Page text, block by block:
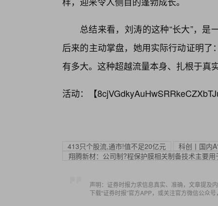
总结来看，刘涛的这种“长大”，
后来的主动掌盘，她用实际行动证明
有多大。这种超越流量本身、扎根于真
活动：【
413只个股流,通市!值不足20亿元
科创丨国内
翔腾新材：公司制?程保护膜相关制备技术主要
声明：证券时报力求信息真实、准确，文章提及
下载“证券时报”官方APP，或关注官方微信公众